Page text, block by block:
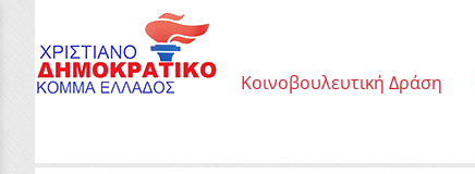
Κοινοβουλευτική Δράση